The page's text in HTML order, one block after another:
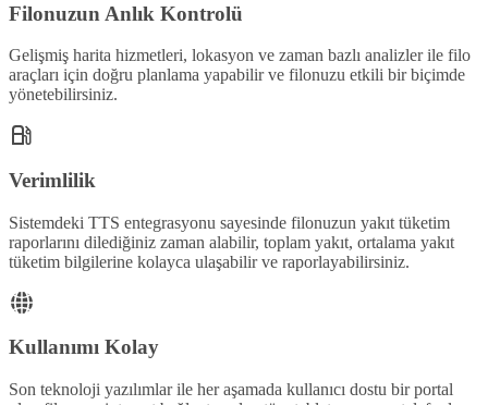
Filonuzun Anlık Kontrolü
Gelişmiş harita hizmetleri, lokasyon ve zaman bazlı analizler ile filo
araçları için doğru planlama yapabilir ve filonuzu etkili bir biçimde
yönetebilirsiniz.
Verimlilik
Sistemdeki TTS entegrasyonu sayesinde filonuzun yakıt tüketim
raporlarını dilediğiniz zaman alabilir, toplam yakıt, ortalama yakıt
tüketim bilgilerine kolayca ulaşabilir ve raporlayabilirsiniz.
Kullanımı Kolay
Son teknoloji yazılımlar ile her aşamada kullanıcı dostu bir portal